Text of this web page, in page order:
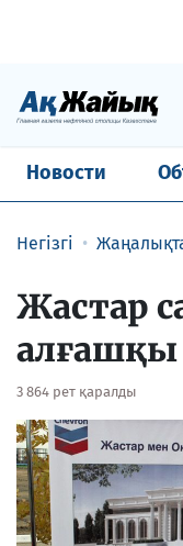
Новости
Негізгі
Жастар
алғашқы
3 864 рет қаралды